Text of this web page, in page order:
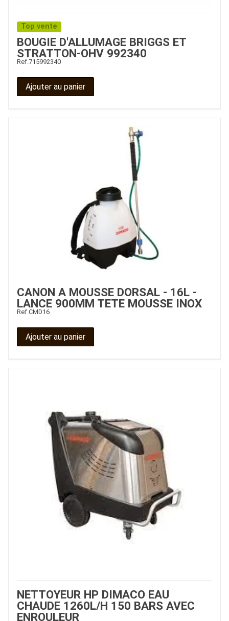
Top vente
BOUGIE D'ALLUMAGE BRIGGS ET
STRATTON-OHV 992340
Ref. 715992340
Ajouter au panier
CANON A MOUSSE DORSAL - 16L -
LANCE 900MM TETE MOUSSE INOX
Ref. CMD16
Ajouter au panier
NETTOYEUR HP DIMACO EAU
CHAUDE 1260L/H 150 BARS AVEC
ENROULEUR